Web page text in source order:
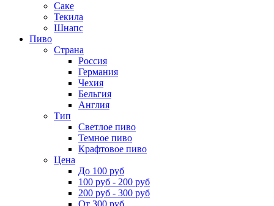
Саке
Текила
Шнапс
Пиво
Страна
Россия
Германия
Чехия
Бельгия
Англия
Тип
Светлое пиво
Темное пиво
Крафтовое пиво
Цена
До 100 руб
100 руб - 200 руб
200 руб - 300 руб
От 300 руб